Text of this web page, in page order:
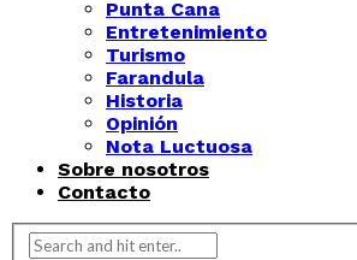
Punta Cana
Entretenimiento
Turismo
Farandula
Historia
Opinión
Nota Luctuosa
Sobre nosotros
Contacto